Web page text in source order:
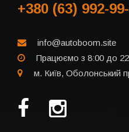
+380 (63) 992-
info@autoboom.site
Працюємо з 8:00 до
м. Київ, Оболонський